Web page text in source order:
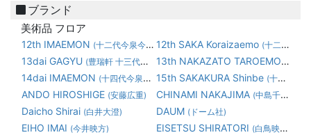
ブランド
美術品 フロア
12th IMAEMON (十二代今泉今右衛門) 12th SAKA Koraizaemo (十二代 坂 高麗左衛門)
13dai GAGYU (豊瑞軒 十三代横石臥牛) 13th NAKAZATO TAROEMON
14dai IMAEMON (十四代今泉今右衛門) 15th SAKAKURA Shinbe (十五代 坂倉 新兵衛)
ANDO HIROSHIGE (安藤広重) CHINAMI NAKAJIMA (中島千波)
Daicho Shirai (白井大澄) DAUM (ドーム社)
EIHO IMAI (今井映方) EISETSU SHIRATORI (白鳥映雪)